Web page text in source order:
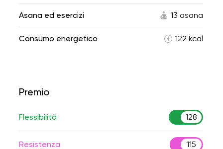
Asana ed esercizi 13 asana
Consumo energetico 122 kcal
Premio
Flessibilità 128
Resistenza 115